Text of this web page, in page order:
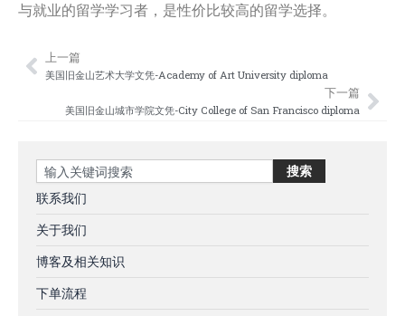
与就业的留学学习者，是性价比较高的留学选择。
Prev
上一篇
美国旧金山艺术大学文凭-Academy of Art University diploma
下一篇
美国旧金山城市学院文凭-City College of San Francisco diploma
Search 搜索
联系我们
关于我们
博客及相关知识
下单流程